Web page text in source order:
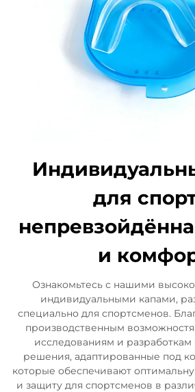
для
и
Ознакомьтесь с нашими
индивидуальными капами,
специально для спортсменов.
производственным
исследованиям и
решения, адаптированные под
которые обеспечивают
и защиту для спортсменов в